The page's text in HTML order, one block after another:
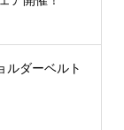
ダーベルト